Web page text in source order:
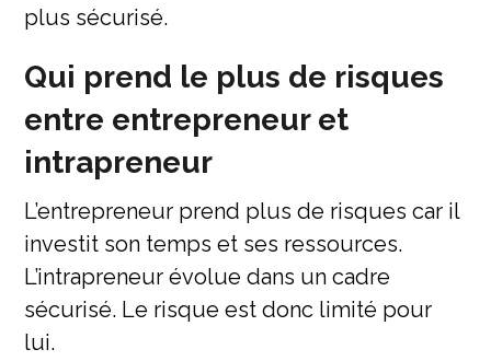
plus sécurisé.
Qui prend le plus de risques
entre entrepreneur et
intrapreneur
L’entrepreneur prend plus de risques car il
investit son temps et ses ressources.
L’intrapreneur évolue dans un cadre
sécurisé. Le risque est donc limité pour
lui.